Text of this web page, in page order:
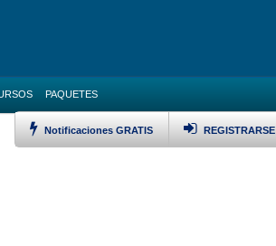
LISTAR TODOS LOS CURSOS
PAQUETES
REGISTRARSE
Notificaciones GRATIS